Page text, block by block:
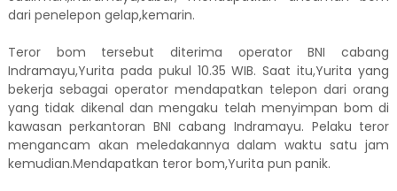
dari penelepon gelap,kemarin.
Teror bom tersebut diterima operator BNI cabang
Indramayu,Yurita pada pukul 10.35 WIB. Saat itu,Yurita yang
bekerja sebagai operator mendapatkan telepon dari orang
yang tidak dikenal dan mengaku telah menyimpan bom di
kawasan perkantoran BNI cabang Indramayu. Pelaku teror
mengancam akan meledakannya dalam waktu satu jam
kemudian.Mendapatkan teror bom,Yurita pun panik.